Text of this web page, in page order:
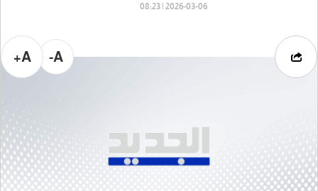
2026-03-06 | 08:23
A-
A+